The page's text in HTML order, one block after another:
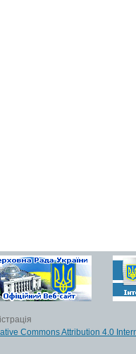
Commons Attribution 4.0